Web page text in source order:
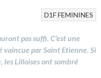
D1FFEMININES
pas suffi. C’est une
par Saint Etienne. Si
Lilloises ont sombré